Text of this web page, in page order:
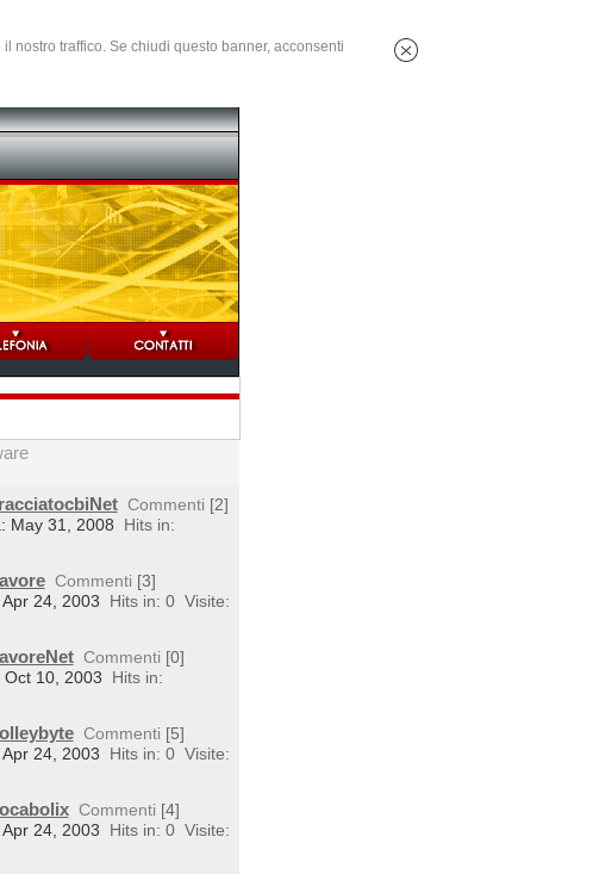
nostro traffico. Se chiudi questo banner, acconsenti
Commenti [2]
May 31, 2008
Hits in:
Commenti [3]
24, 2003 Hits in: 0 Visite:
Commenti [0]
Oct 10, 2003
Hits in:
Commenti [5]
24, 2003 Hits in: 0 Visite:
Commenti [4]
24, 2003 Hits in: 0 Visite: